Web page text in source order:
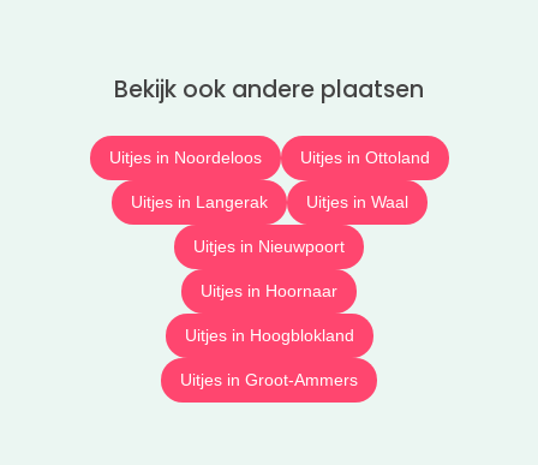
Bekijk ook andere plaatsen
Uitjes in Noordeloos Uitjes in Ottoland
Uitjes in Langerak Uitjes in Waal
Uitjes in Nieuwpoort
Uitjes in Hoornaar
Uitjes in Hoogblokland
Uitjes in Groot-Ammers